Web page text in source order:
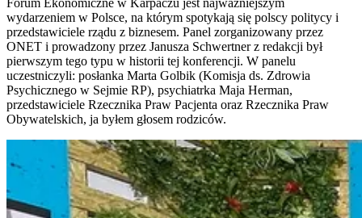
Forum Ekonomiczne w Karpaczu jest najważniejszym
wydarzeniem w Polsce, na którym spotykają się polscy politycy i
przedstawiciele rządu z biznesem. Panel zorganizowany przez
ONET i prowadzony przez Janusza Schwertner z redakcji był
pierwszym tego typu w historii tej konferencji. W panelu
uczestniczyli: posłanka Marta Golbik (Komisja ds. Zdrowia
Psychicznego w Sejmie RP), psychiatrka Maja Herman,
przedstawiciele Rzecznika Praw Pacjenta oraz Rzecznika Praw
Obywatelskich, ja byłem głosem rodziców.